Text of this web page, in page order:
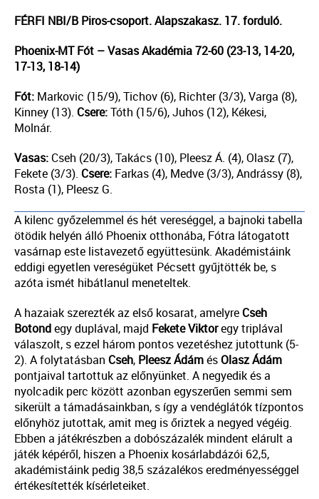
FÉRFI NBI/B Piros-csoport. Alapszakasz. 17. forduló.
Phoenix-MT Fót – Vasas Akadémia 72-60 (23-13, 14-20,
17-13, 18-14)
Fót: Markovic (15/9), Tichov (6), Richter (3/3), Varga (8),
Kinney (13). Csere:Tóth (15/6), Juhos (12), Kékesi,
Molnár.
Vasas: Cseh (20/3), Takács (10), Pleesz Á. (4), Olasz (7),
Fekete (3/3). Csere: Farkas (4), Medve (3/3), Andrássy (8),
Rosta (1), Pleesz G.
A kilenc győzelemmel és hét vereséggel, a bajnoki tabella
ötödik helyén álló Phoenix otthonába, Fótra látogatott
vasárnap este listavezető együttesünk. Akadémistáink
eddigi egyetlen vereségüket Pécsett gyűjtötték be, s
azóta ismét hibátlanul meneteltek.
A hazaiak szerezték az első kosarat, amelyre Cseh
Botondegy duplával, majd FeketeViktoregy triplával
válaszolt, s ezzel három pontos vezetéshez jutottunk (5-
2). A folytatásban Cseh, PleeszÁdámésOlasz Ádám
pontjaival tartottuk az előnyünket. A negyedik és a
nyolcadik perc között azonban egyszerűen semmi sem
sikerült a támadásainkban, s így a vendéglátók tízpontos
előnyhöz jutottak, amit meg is őriztek a negyed végéig.
Ebben a játékrészben a dobószázalék mindent elárult a
játék képéről, hiszen a Phoenix kosárlabdázói 62,5,
akadémistáink pedig 38,5 százalékos eredményességgel
értékesítették kísérleteiket.